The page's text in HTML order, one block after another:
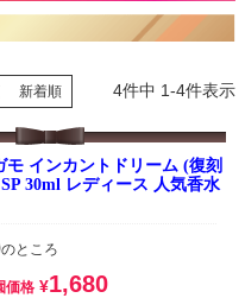
新着順 4件中 1-4件表示
モ インカントドリーム (復刻
30ml レディース 人気香水
のところ
価格 ¥1,680